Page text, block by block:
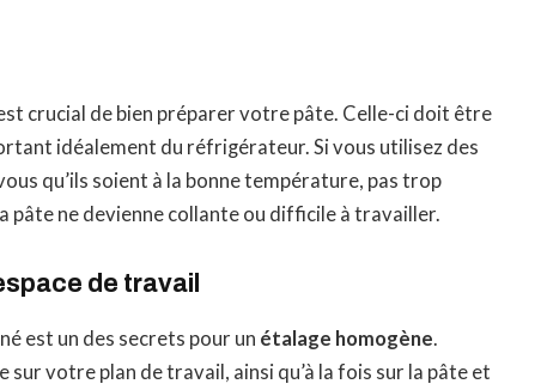
crucial de bien préparer votre pâte. Celle-ci doit être
idéalement du réfrigérateur. Si vous utilisez des
qu’ils soient à la bonne température, pas trop
ne devienne collante ou difficile à travailler.
de travail
est un des secrets pour un étalage homogène.
votre plan de travail, ainsi qu’à la fois sur la pâte et